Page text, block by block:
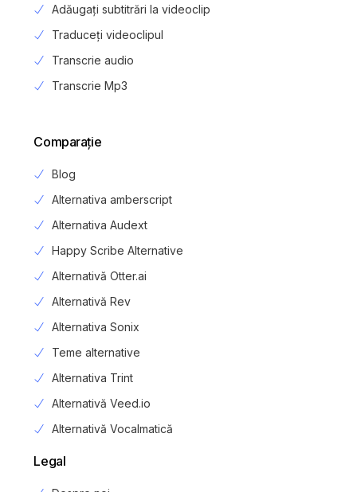
Adăugați subtitrări la videoclip
Traduceți videoclipul
Transcrie audio
Transcrie Mp3
Comparaţie
Blog
Alternativa amberscript
Alternativa Audext
Happy Scribe Alternative
Alternativă Otter.ai
Alternativă Rev
Alternativa Sonix
Teme alternative
Alternativa Trint
Alternativă Veed.io
Alternativă Vocalmatică
Legal